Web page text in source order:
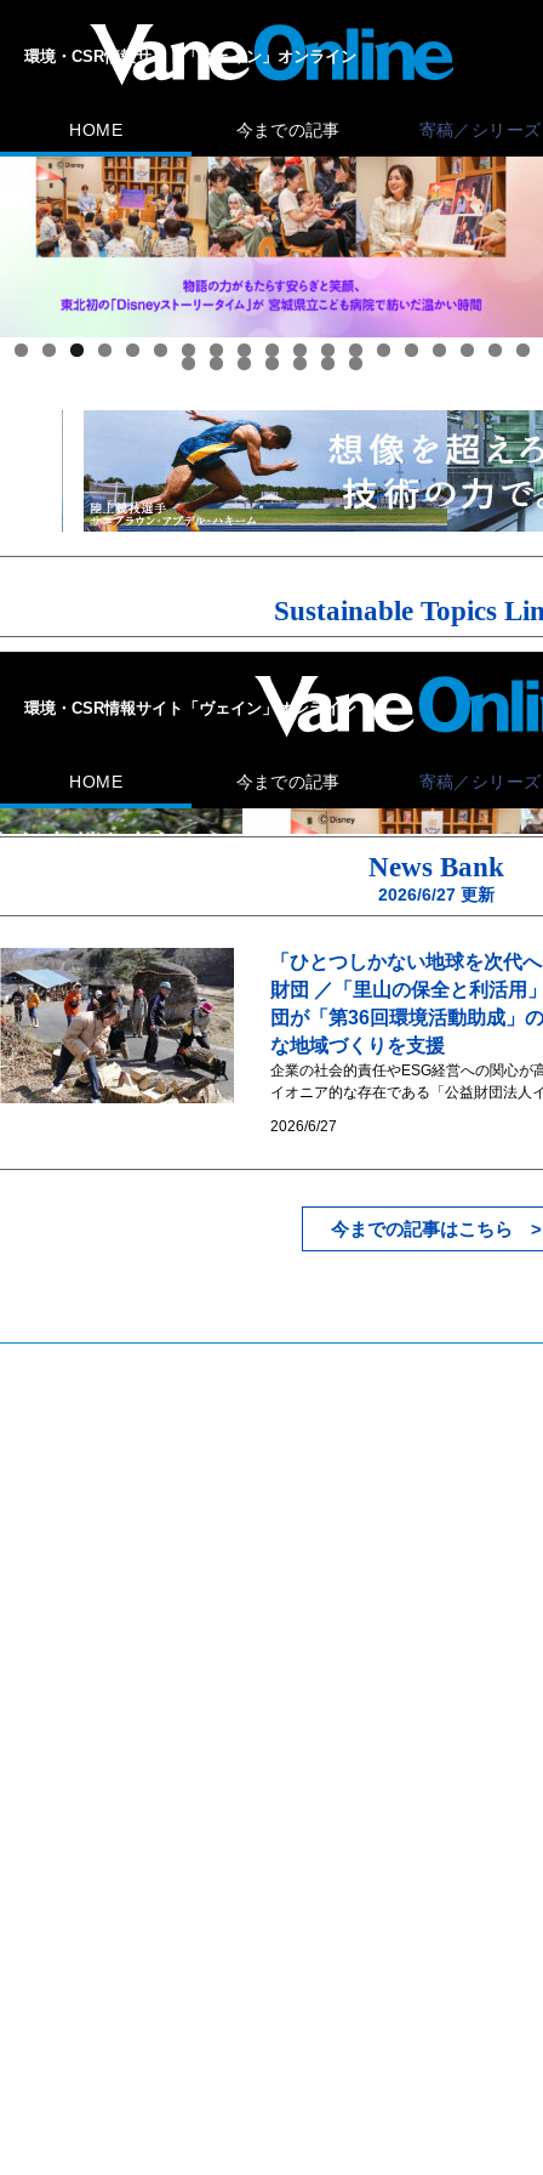
環境・CSR情報サイト「ヴェイン」オンライン
HOME 今までの記事 寄稿／シリーズ
Sustainable Topics
News Bank
2026/6/27更新
「ひとつしかない地球を次代
財団 ／「里山の保全と利活用
団が「第36回環境活動助成
な地域づくりを支援
企業の社会的責任やESG経営への関心が
イオニア的な存在である「公益財団法
2026/6/27
今までの記事はこちら >